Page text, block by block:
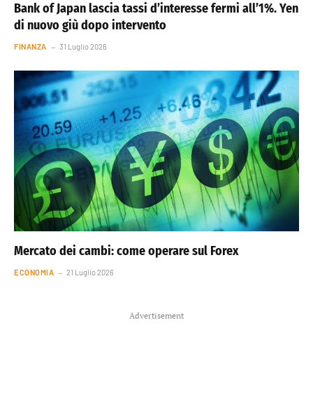
Bank of Japan lascia tassi d’interesse fermi all’1%. Yen
di nuovo giù dopo intervento
FINANZA 31 Luglio 2026
Mercato dei cambi: come operare sul Forex
ECONOMIA 21 Luglio 2026
Advertisement